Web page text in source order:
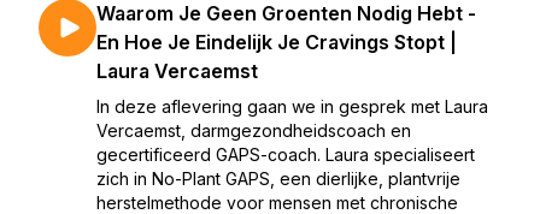
Waarom Je Geen Groenten Nodig Hebt -
En Hoe Je Eindelijk Je Cravings Stopt |
Laura Vercaemst
In deze aflevering gaan we in gesprek met Laura
Vercaemst, darmgezondheidscoach en
gecertificeerd GAPS-coach. Laura specialiseert
zich in No-Plant GAPS, een dierlijke, plantvrije
herstelmethode voor mensen met chronische